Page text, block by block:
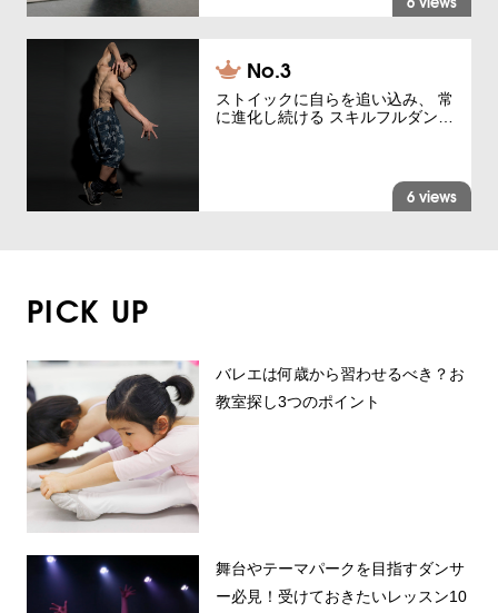
ストイックに自らを追い込み、 常
に進化し続ける スキルフルダン…
6 views
PICK UP
バレエは何歳から習わせるべき？お
教室探し3つのポイント
舞台やテーマパークを目指すダンサ
ー必見！受けておきたいレッスン10